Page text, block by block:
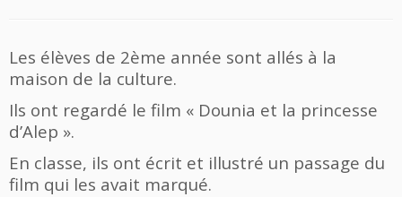
Les élèves de 2ème année sont allés à la
maison de la culture.
Ils ont regardé le film « Dounia et la princesse
d’Alep ».
En classe, ils ont écrit et illustré un passage du
film qui les avait marqué.